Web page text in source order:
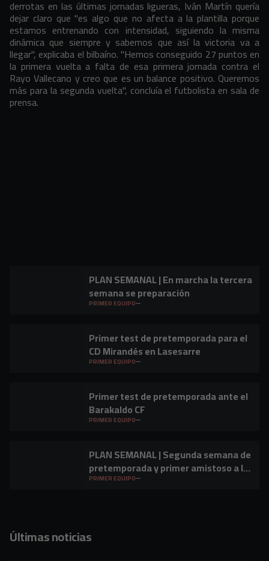
derrotas en las últimas jornadas ligueras, Iván Martín quería
dejar claro que "es algo que no afecta a la plantilla porque
estamos entrenando con intensidad, siguiendo la misma
dinámica que siempre y sabemos que así la victoria va a
llegar", explicaba el bilbaíno. "Hemos conseguido 27 puntos en
la primera vuelta a falta de esa primera jornada contra el
Rayo Vallecano y creo que es un balance positivo. Queremos
más para la segunda vuelta", concluía el futbolista en sala de
prensa.
PLAN SEMANAL | En marcha la tercera
semana se preparación
PRIMER EQUIPO
Primer test de pretemporada para el
CD Mirandés en Lasesarre
PRIMER EQUIPO
Primer test de pretemporada ante el
Barakaldo CF
PRIMER EQUIPO
PLAN SEMANAL | Segunda semana de
pretemporada y primer amistoso a la
vista
PRIMER EQUIPO
Últimas noticias